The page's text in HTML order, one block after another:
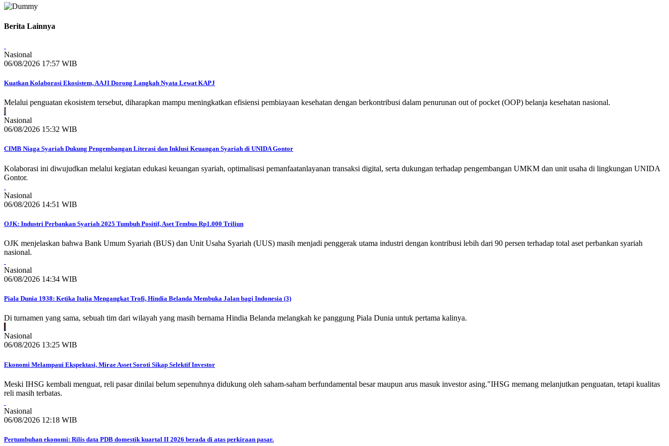
Berita Lainnya
Nasional
06/08/2026 17:57 WIB
Kuatkan Kolaborasi Ekosistem, AAJI Dorong Langkah Nyata Lewat KAPJ
Melalui penguatan ekosistem tersebut, diharapkan mampu meningkatkan efisiensi pembiayaan kesehatan dengan berkontribusi dalam penurunan out of pocket (OOP) belanja kesehatan nasional.
Nasional
06/08/2026 15:32 WIB
CIMB Niaga Syariah Dukung Pengembangan Literasi dan Inklusi Keuangan Syariah di UNIDA Gontor
Kolaborasi ini diwujudkan melalui kegiatan edukasi keuangan syariah, optimalisasi pemanfaatanlayanan transaksi digital, serta dukungan terhadap pengembangan UMKM dan unit usaha di lingkungan UNIDA
Gontor.
Nasional
06/08/2026 14:51 WIB
OJK: Industri Perbankan Syariah 2025 Tumbuh Positif, Aset Tembus Rp1.000 Triliun
OJK menjelaskan bahwa Bank Umum Syariah (BUS) dan Unit Usaha Syariah (UUS) masih menjadi penggerak utama industri dengan kontribusi lebih dari 90 persen terhadap total aset perbankan syariah
nasional.
Nasional
06/08/2026 14:34 WIB
Piala Dunia 1938: Ketika Italia Mengangkat Trofi, Hindia Belanda Membuka Jalan bagi Indonesia (3)
Di turnamen yang sama, sebuah tim dari wilayah yang masih bernama Hindia Belanda melangkah ke panggung Piala Dunia untuk pertama kalinya.
Nasional
06/08/2026 13:25 WIB
Ekonomi Melampaui Ekspektasi, Mirae Asset Soroti Sikap Selektif Investor
Meski IHSG kembali menguat, reli pasar dinilai belum sepenuhnya didukung oleh saham-saham berfundamental besar maupun arus masuk investor asing."IHSG memang melanjutkan penguatan, tetapi kualitas
reli masih terbatas.
Nasional
06/08/2026 12:18 WIB
Pertumbuhan ekonomi: Rilis data PDB domestik kuartal II 2026 berada di atas perkiraan pasar.